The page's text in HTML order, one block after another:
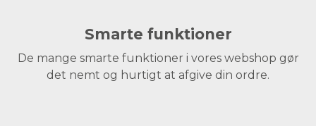
Smarte funktioner
De mange smarte funktioner i vores webshop gør
det nemt og hurtigt at afgive din ordre.